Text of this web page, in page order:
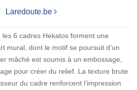
Laredoute.be
6 cadres Hekatos forment une
mural, dont le motif se poursuit d’un
mâché est soumis à un embossage,
pour créer du relief. La texture brute
du cadre renforcent l’impression